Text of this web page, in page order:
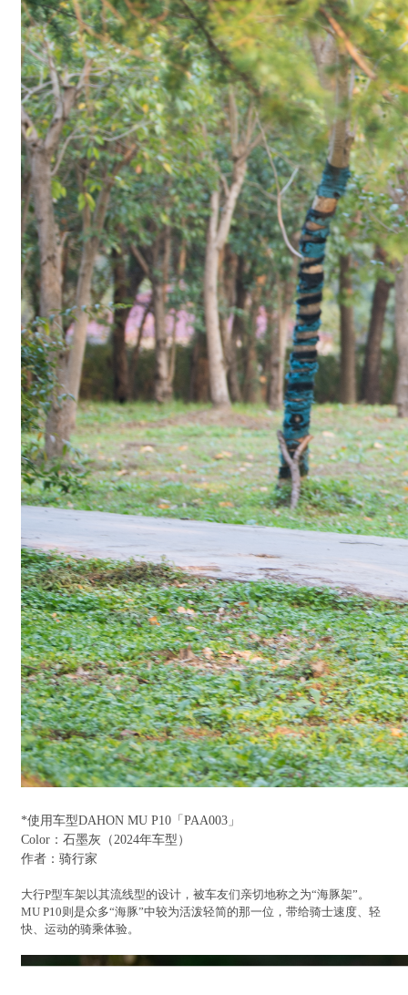
*使用车型DAHON MU P10「PAA003」
Color：石墨灰（2024年车型）
作者：骑行家
大行P型车架以其流线型的设计，被车友们亲切地称之为“海豚架”。
MU P10则是众多“海豚”中较为活泼轻简的那一位，带给骑士速度、轻
快、运动的骑乘体验。